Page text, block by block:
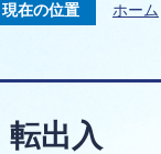
現在の位置 ホーム
転出入